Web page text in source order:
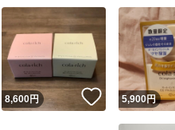
スピード発送 このユーザ
安心発送 このユーザ
ね！
8,600円 いいね！
5,900円